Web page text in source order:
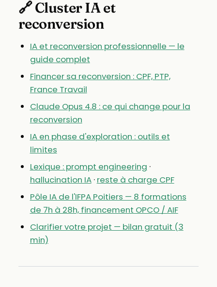
🔗 Cluster IA et
reconversion
IA et reconversion professionnelle — le
guide complet
Financer sa reconversion : CPF, PTP,
France Travail
Claude Opus 4.8 : ce qui change pour la
reconversion
IA en phase d'exploration : outils et
limites
Lexique : prompt engineering ·
hallucination IA· reste à charge CPF
Pôle IA de l'IFPA Poitiers — 8 formations
de 7h à 28h, financement OPCO / AIF
Clarifier votre projet — bilan gratuit (3
min)